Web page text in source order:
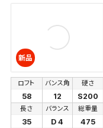
新品
ロフト
58
バンス角
12
硬さ
S200
長さ
35
バランス
D 4
総重量
475